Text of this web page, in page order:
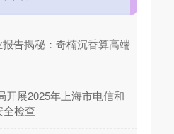
告揭秘：奇楠沉香算高端
开展2025年上海市电信和
检查